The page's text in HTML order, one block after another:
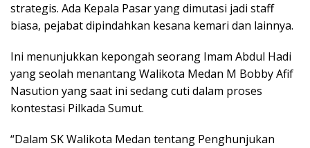
strategis. Ada Kepala Pasar yang dimutasi jadi staff
biasa, pejabat dipindahkan kesana kemari dan lainnya.
Ini menunjukkan kepongah seorang Imam Abdul Hadi
yang seolah menantang Walikota Medan M Bobby Afif
Nasution yang saat ini sedang cuti dalam proses
kontestasi Pilkada Sumut.
“Dalam SK Walikota Medan tentang Penghunjukan